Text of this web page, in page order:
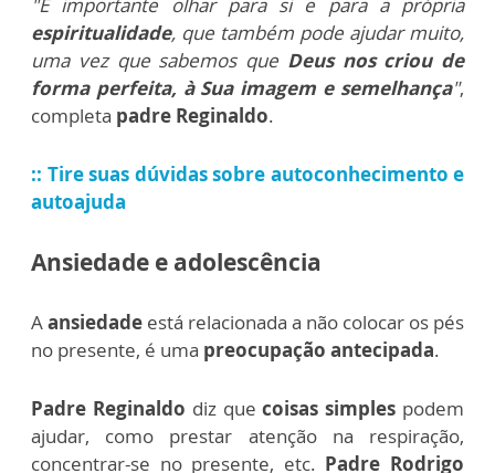
espiritualidade, que também pode ajudar muito,
uma vez que sabemos que Deus nos criou de
forma perfeita, à Sua imagem e semelhança",
completa padre Reginaldo.
:: Tire suas dúvidas sobre autoconhecimento e
autoajuda
Ansiedade e adolescência
Aansiedade está relacionada a não colocar os pés
no presente, é uma preocupação antecipada.
Padre Reginaldo diz que coisas simples podem
ajudar, como prestar atenção na respiração,
concentrar-se no presente, etc. Padre Rodrigo